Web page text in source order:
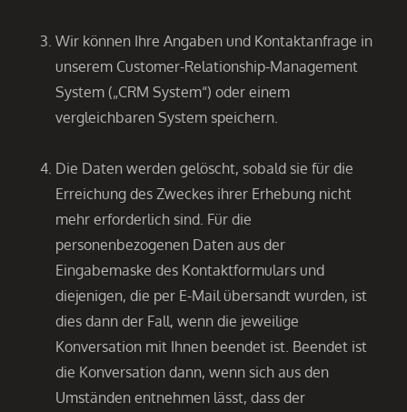
Wir können Ihre Angaben und Kontaktanfrage in
unserem Customer-Relationship-Management
System („CRM System“) oder einem
vergleichbaren System speichern.
Die Daten werden gelöscht, sobald sie für die
Erreichung des Zweckes ihrer Erhebung nicht
mehr erforderlich sind. Für die
personenbezogenen Daten aus der
Eingabemaske des Kontaktformulars und
diejenigen, die per E-Mail übersandt wurden, ist
dies dann der Fall, wenn die jeweilige
Konversation mit Ihnen beendet ist. Beendet ist
die Konversation dann, wenn sich aus den
Umständen entnehmen lässt, dass der